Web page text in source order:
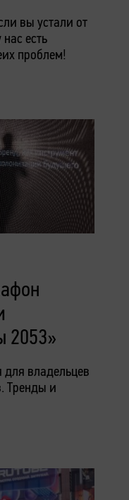
вы устали от
есть
проблем!
2053»
владельцев
Тренды и